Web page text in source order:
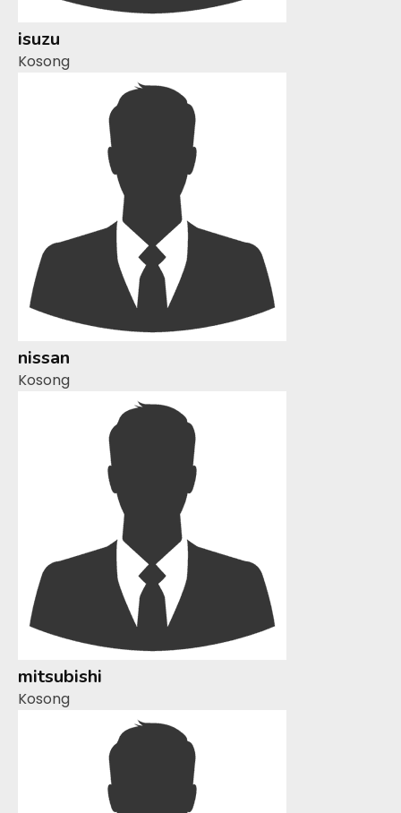
isuzu
Kosong
nissan
Kosong
mitsubishi
Kosong